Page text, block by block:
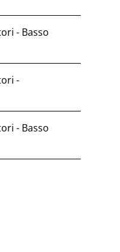
- Basso
-
- Basso